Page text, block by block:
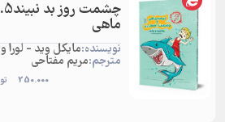
ماهی
نویسنده:مایکل وید - لورا
مترجم:مریم مفتاحی
250.000